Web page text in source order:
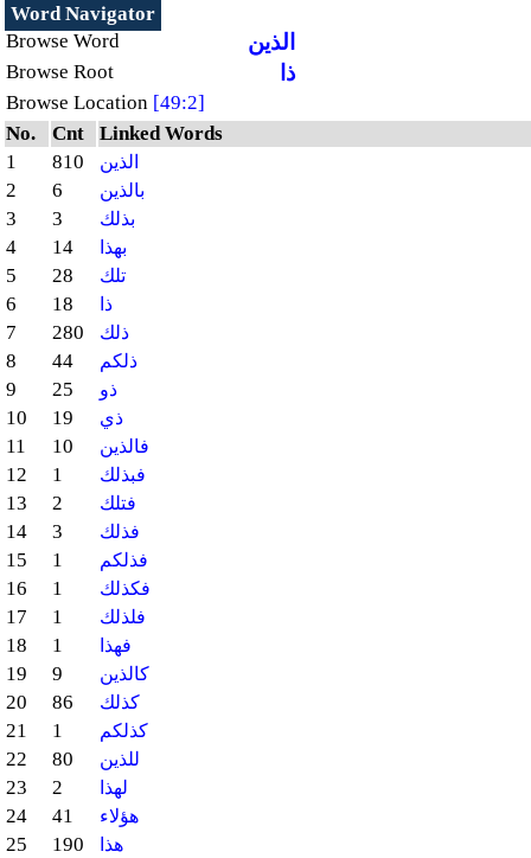
Word Navigator
Browse Word
الذين
Browse Root ذا
Browse Location [49:2]
No.
Cnt
Linked Words
1
810 الذين
2 6 بالذين
3 3 بذلك
4 14 بهذا
5 28 تلك
6 18 ذا
7 280 ذلك
8 44 ذلكم
9 25 ذو
10 19 ذي
11 10 فالذين
12 1 فبذلك
13 2 فتلك
14 3 فذلك
15 1 فذلكم
16 1 فكذلك
17 1 فلذلك
18 1 فهذا
19 9 كالذين
20 86 كذلك
21 1 كذلكم
22 80 للذين
23 2 لهذا
24 41 هؤلاء
25 190 هذا